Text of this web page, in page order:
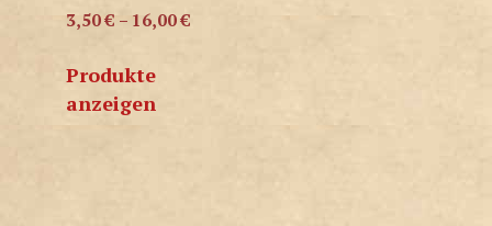
3,50€ – 16,00€
Produkte
anzeigen